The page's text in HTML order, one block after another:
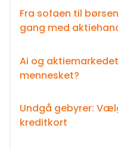
Fra sofaen til
gang med
Ai og
mennesket?
Undgå gebyrer:
kreditkort